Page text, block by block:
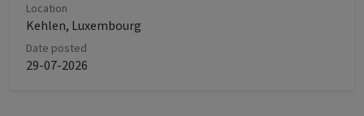
Location
Kehlen, Luxembourg
Date posted
29-07-2026